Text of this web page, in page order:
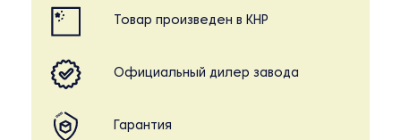
Товар произведен в КНР
Официальный дилер завода
Гарантия